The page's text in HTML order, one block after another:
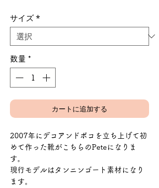
サイズ*
数量 *
カートに追加する
2007年にデコアンドボコを立ち上げて初
めて作った靴がこちらのPeteになりま
す。
現行モデルはタンニンゴート素材になり
ます。